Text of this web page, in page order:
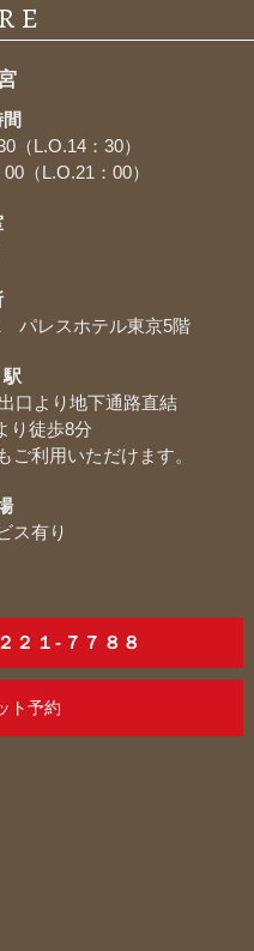
（L.O.14：30）
（L.O.21：00）
パレスホテル東京5階
口より地下通路直結
り徒歩8分
利用いただけます。
ス有り
２１-７７８８
ト予約